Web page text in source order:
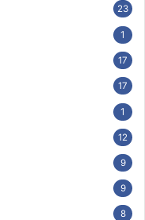
23
1
17
17
1
12
9
9
8